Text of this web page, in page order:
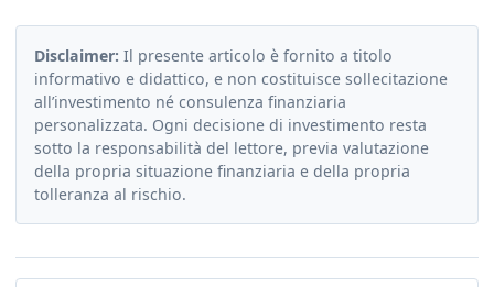
Disclaimer: Il presente articolo è fornito a titolo
informativo e didattico, e non costituisce sollecitazione
all’investimento né consulenza finanziaria
personalizzata. Ogni decisione di investimento resta
sotto la responsabilità del lettore, previa valutazione
della propria situazione finanziaria e della propria
tolleranza al rischio.